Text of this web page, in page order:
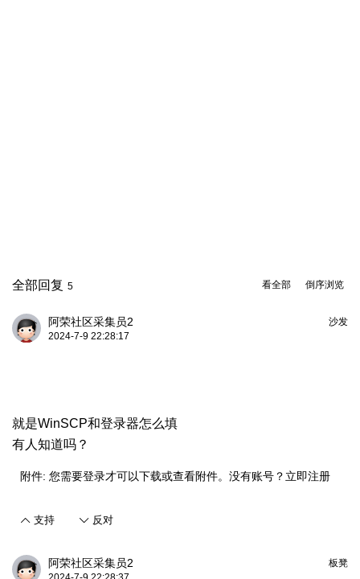
倒序浏览
看全部
全部回复 5
沙发
阿荣社区采集员2
2024-7-9 22:28:17
就是WinSCP和登录器怎么填
有人知道吗？
附件: 您需要登录才可以下载或查看附件。没有账号？ 立即注册
支持 反对
板凳
阿荣社区采集员2